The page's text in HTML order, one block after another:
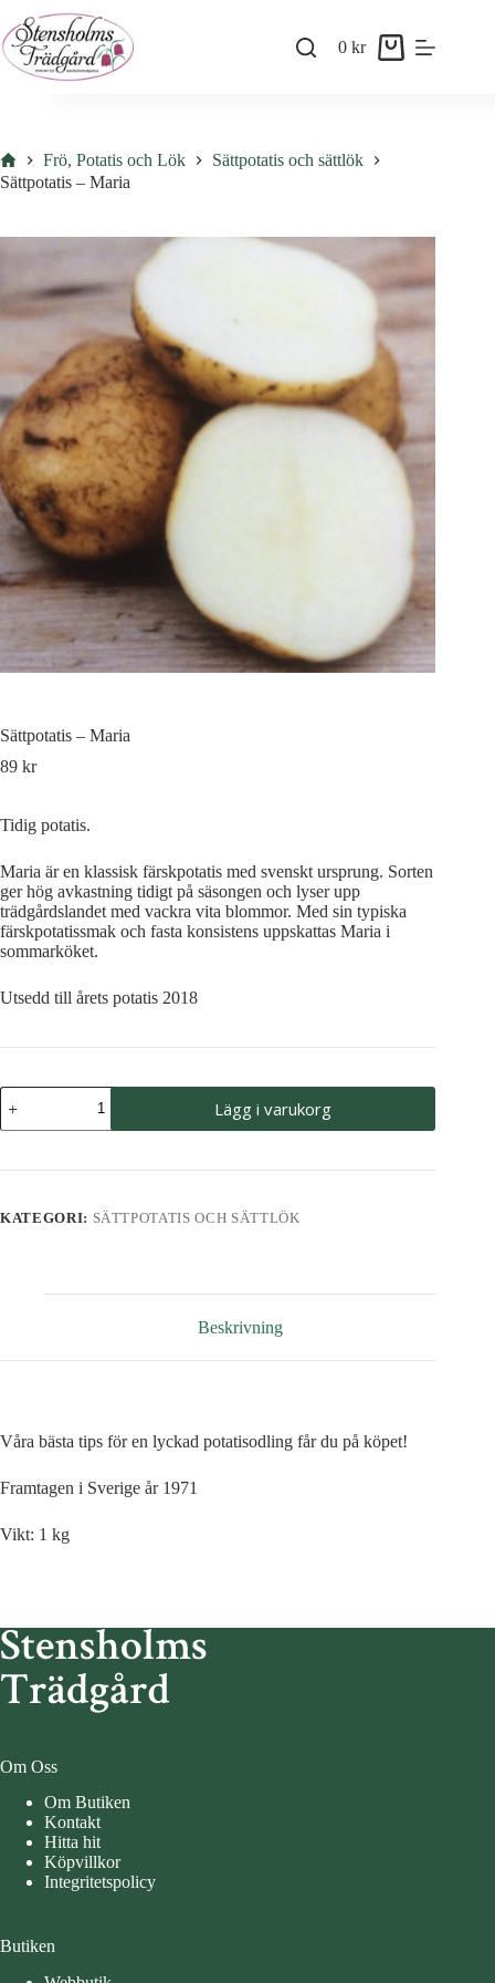
to
content
Shopping
0kr
HemFrö, Potatis och Lök
Sättpotatis och sättlök
Sättpotatis – Maria
Sättpotatis – Maria
89 kr
Tidig potatis.
Maria är en klassisk färskpotatis med svenskt ursprung. Sorten
ger hög avkastning tidigt på säsongen och lyser upp
trädgårdslandet med vackra vita blommor. Med sin typiska
färskpotatissmak och fasta konsistens uppskattas Maria i
sommarköket.
Utsedd till årets potatis 2018
Sättpotatis
Maria
Lägg i varukorg
KATEGORI: SÄTTPOTATIS OCH SÄTTLÖK
Beskrivning
Våra bästa tips för en lyckad potatisodling får du på köpet!
Framtagen i Sverige år 1971
Vikt: 1 kg
Om Oss
Om Butiken
Kontakt
Hitta hit
Köpvillkor
Integritetspolicy
Butiken